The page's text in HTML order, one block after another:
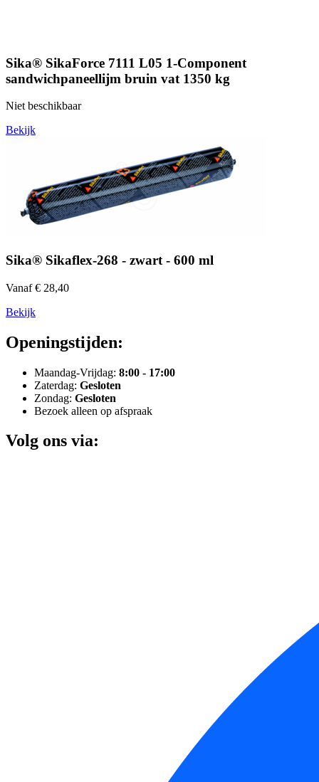
Sika® SikaForce 7111 L05 1-Component
sandwichpaneellijm bruin vat 1350 kg
Niet beschikbaar
Bekijk
Sika® Sikaflex-268 - zwart - 600 ml
Vanaf € 28,40
Bekijk
Openingstijden:
Maandag-Vrijdag: 8:00 - 17:00
Zaterdag: Gesloten
Zondag: Gesloten
Bezoek alleen op afspraak
Volg ons via: